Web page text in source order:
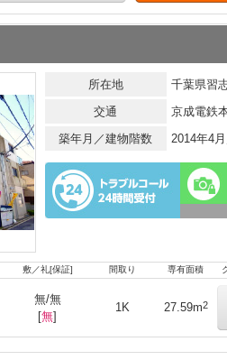
所在地
千葉県習
交通
京成電鉄
築年月／建物階数
2014年4
敷／礼[保証] 間取り 専有面積
無/無
[無]
1K 27.59m2